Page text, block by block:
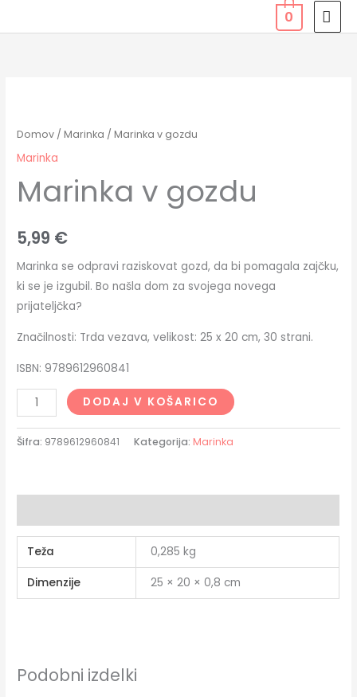
to
0
Domov /Marinka / Marinka v gozdu
Marinka
Marinka v gozdu
5,99 €
Marinka se odpravi raziskovat gozd, da bi pomagala zajčku,
ki se je izgubil. Bo našla dom za svojega novega
prijateljčka?
Značilnosti: Trda vezava, velikost: 25 x 20 cm, 30 strani.
ISBN: 9789612960841
gozdu
količina
DODAJ V KOŠARICO
Šifra: 9789612960841 Kategorija: Marinka
Teža 0,285 kg
Dimenzije 25 × 20 × 0,8 cm
Podobni izdelki